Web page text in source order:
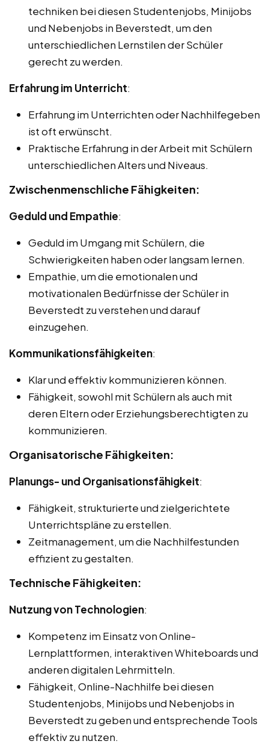
techniken bei diesen Studentenjobs, Minijobs
und Nebenjobs in Beverstedt, um den
unterschiedlichen Lernstilen der Schüler
gerecht zu werden.
Erfahrung im Unterricht:
Erfahrung im Unterrichten oder Nachhilfegeben
ist oft erwünscht.
Praktische Erfahrung in der Arbeit mit Schülern
unterschiedlichen Alters und Niveaus.
Zwischenmenschliche Fähigkeiten:
Geduld und Empathie:
Geduld im Umgang mit Schülern, die
Schwierigkeiten haben oder langsam lernen.
Empathie, um die emotionalen und
motivationalen Bedürfnisse der Schüler in
Beverstedt zu verstehen und darauf
einzugehen.
Kommunikationsfähigkeiten:
Klar und effektiv kommunizieren können.
Fähigkeit, sowohl mit Schülern als auch mit
deren Eltern oder Erziehungsberechtigten zu
kommunizieren.
Organisatorische Fähigkeiten:
Planungs- und Organisationsfähigkeit:
Fähigkeit, strukturierte und zielgerichtete
Unterrichtspläne zu erstellen.
Zeitmanagement, um die Nachhilfestunden
effizient zu gestalten.
Technische Fähigkeiten:
Nutzung von Technologien:
Kompetenz im Einsatz von Online-
Lernplattformen, interaktiven Whiteboards und
anderen digitalen Lehrmitteln.
Fähigkeit, Online-Nachhilfe bei diesen
Studentenjobs, Minijobs und Nebenjobs in
Beverstedt zu geben und entsprechende Tools
effektiv zu nutzen.